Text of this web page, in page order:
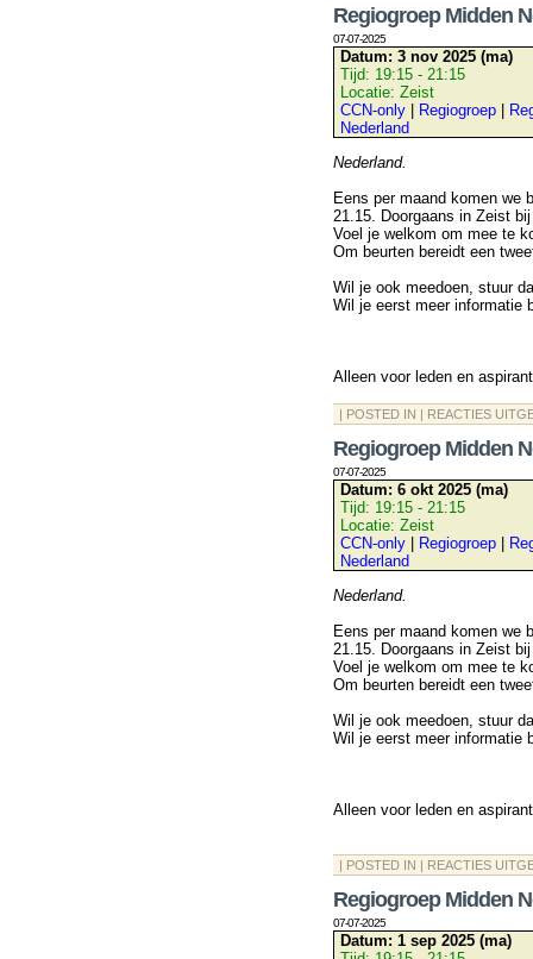
Regiogroep Midden
07-07-2025
Datum: 3 nov 2025 (ma)
Tijd: 19:15 - 21:15
Locatie: Zeist
CCN-only
Regiogroep
Nederland
Nederland.
Eens per maand komen we
21.15. Doorgaans in Zeist
Voel je welkom om mee te
Om beurten bereidt een
Wil je ook meedoen, stuur
Wil je eerst meer informatie
Alleen voor leden en
| POSTED IN | REACTIES
Regiogroep Midden
07-07-2025
Datum: 6 okt 2025 (ma)
Tijd: 19:15 - 21:15
Locatie: Zeist
CCN-only
Regiogroep
Nederland
Nederland.
Eens per maand komen we
21.15. Doorgaans in Zeist
Voel je welkom om mee te
Om beurten bereidt een
Wil je ook meedoen, stuur
Wil je eerst meer informatie
Alleen voor leden en
| POSTED IN | REACTIES
Regiogroep Midden
07-07-2025
Datum: 1 sep 2025 (ma)